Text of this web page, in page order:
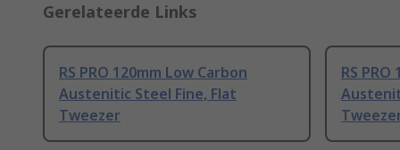
Gerelateerde Links
RS PRO 120mm Low Carbon
Austenitic Steel Fine, Flat
Tweezer
RS